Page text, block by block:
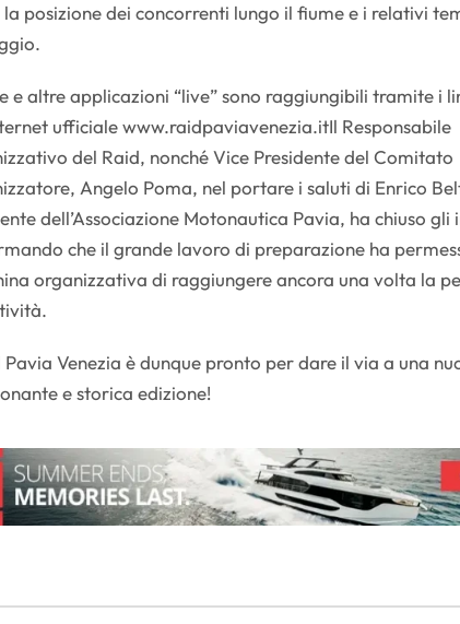
posizione dei concorrenti lungo il fiume e i relativi
e altre applicazioni “live” sono raggiungibili tramite i
ufficiale www.raidpaviavenezia.itIl Responsabile
del Raid, nonché Vice Presidente del Comitato
Angelo Poma, nel portare i saluti di Enrico
dell’Associazione Motonautica Pavia, ha chiuso gli
che il grande lavoro di preparazione ha
organizzativa di raggiungere ancora una volta la
Pavia Venezia è dunque pronto per dare il via a una
e storica edizione!